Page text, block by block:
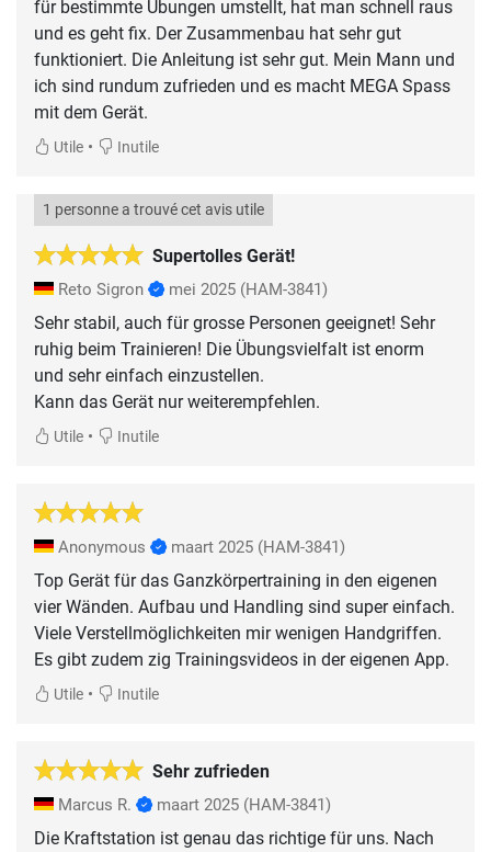
für bestimmte Übungen umstellt, hat man schnell raus
und es geht fix. Der Zusammenbau hat sehr gut
funktioniert. Die Anleitung ist sehr gut. Mein Mann und
ich sind rundum zufrieden und es macht MEGA Spass
mit dem Gerät.
Utile • Inutile
Supertolles Gerät!
1 personne a trouvé cet avis utile
Reto Sigron mei 2025 (HAM-3841)
Sehr stabil, auch für grosse Personen geeignet! Sehr
ruhig beim Trainieren! Die Übungsvielfalt ist enorm
und sehr einfach einzustellen.
Kann das Gerät nur weiterempfehlen.
Utile • Inutile
Anonymous maart 2025 (HAM-3841)
Top Gerät für das Ganzkörpertraining in den eigenen
vier Wänden. Aufbau und Handling sind super einfach.
Viele Verstellmöglichkeiten mir wenigen Handgriffen.
Es gibt zudem zig Trainingsvideos in der eigenen App.
Utile • Inutile
Sehr zufrieden
Marcus R. maart 2025 (HAM-3841)
Die Kraftstation ist genau das richtige für uns. Nach